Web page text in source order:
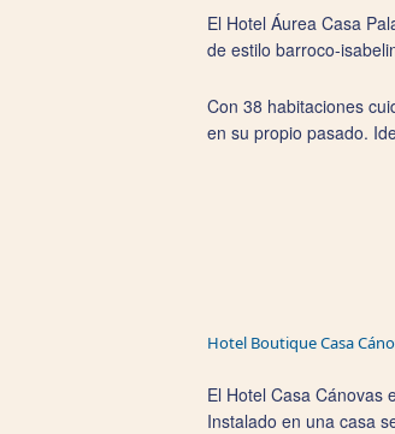
El Hotel Áurea Casa
de estilo barroco-
Con 38 habitaciones
en su propio pasado.
Hotel Boutique Casa
El Hotel Casa Cánovas
Instalado en una casa